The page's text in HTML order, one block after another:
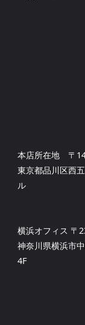
本店所在地 〒
東京都品川区西
ル
横浜オフィス 〒
神奈川県横浜市
4F